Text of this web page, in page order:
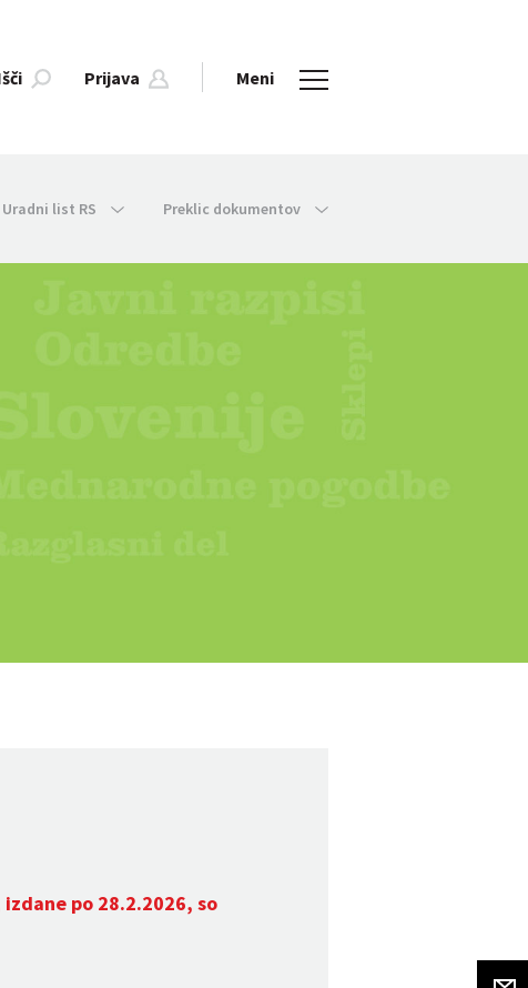
Prijava Meni
list RS Preklic dokumentov
po 28.2.2026, so